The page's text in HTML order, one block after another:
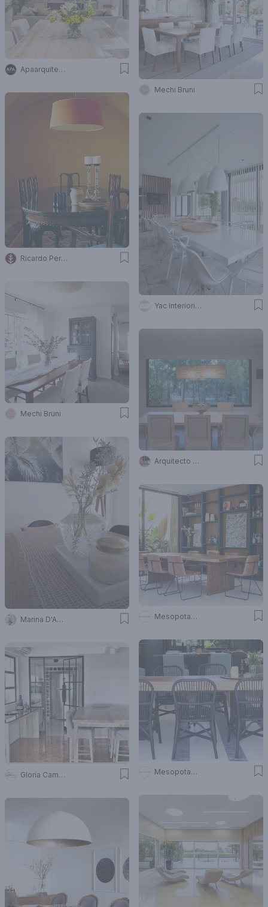
Apaarquitectura
Mechi Bruni
Ricardo Pereyra Iraola
Yac Interiorismo
Mechi Bruni
Arquitecto Caceres
Marina D'Ambrosio Deco Mesopotamia Ba
Gloria Campos Mesopotamia Ba